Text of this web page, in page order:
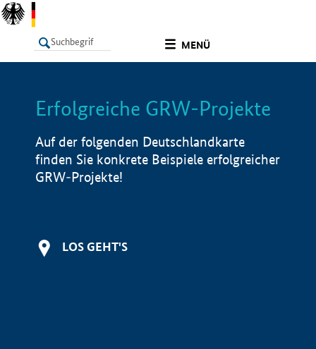
MENÜ
LISTE Info
Erfolgreiche GRW-Projekte
Auf der folgenden Deutschlandkarte
finden Sie konkrete Beispiele erfolgreicher
GRW-Projekte!
LOS GEHT'S